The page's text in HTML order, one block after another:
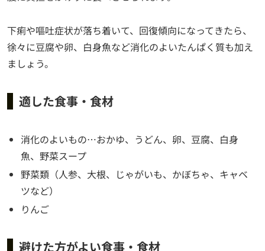
下痢や嘔吐症状が落ち着いて、回復傾向になってきたら、
徐々に豆腐や卵、白身魚など消化のよいたんぱく質も加え
ましょう。
適した食事・食材
消化のよいもの…おかゆ、うどん、卵、豆腐、白身
魚、野菜スープ
野菜類（人参、大根、じゃがいも、かぼちゃ、キャベ
ツなど）
りんご
避けた方がよい食事・食材